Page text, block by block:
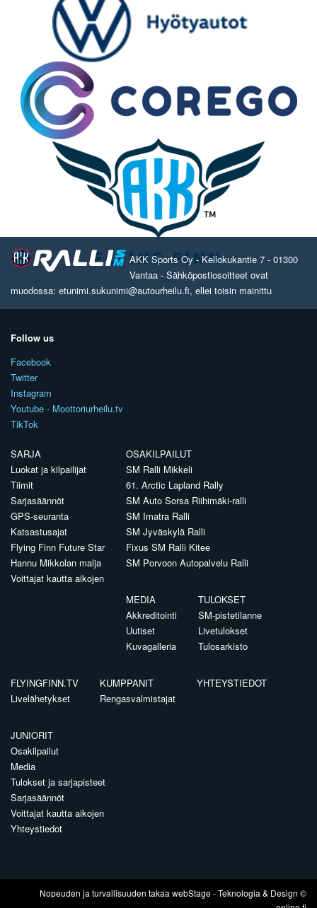
AKK Sports Oy - Kellokukantie 7 - 01300
Vantaa - Sähköpostiosoitteet ovat
muodossa: etunimi.sukunimi@autourheilu.fi, ellei toisin mainittu
Follow us
Facebook
Twitter
Instagram
Youtube - Moottoriurheilu.tv
TikTok
SARJA
Luokat ja kilpailijat
Tiimit
Sarjasäännöt
GPS-seuranta
Katsastusajat
Flying Finn Future Star
Hannu Mikkolan malja
Voittajat kautta aikojen
OSAKILPAILUT
SM Ralli Mikkeli
61. Arctic Lapland Rally
SM Auto Sorsa Riihimäki-ralli
SM Imatra Ralli
SM Jyväskylä Ralli
Fixus SM Ralli Kitee
SM Porvoon Autopalvelu Ralli
MEDIA
Akkreditointi
Uutiset
Kuvagalleria
TULOKSET
SM-pistetilanne
Livetulokset
Tulosarkisto
FLYINGFINN.TV
Livelähetykset
KUMPPANIT
Rengasvalmistajat
YHTEYSTIEDOT
JUNIORIT
Osakilpailut
Media
Tulokset ja sarjapisteet
Sarjasäännöt
Voittajat kautta aikojen
Yhteystiedot
Nopeuden ja turvallisuuden takaa webStage- Teknologia & Design ©